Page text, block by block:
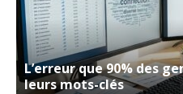
L’erreur que 90% des
leurs mots-clés